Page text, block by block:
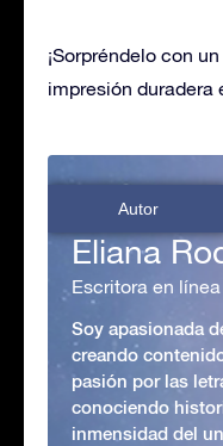
¡Sorpréndelo con
impresión duradera
Autor
Eliana
Escritora en
Soy apasionada
creando
pasión por las
conociendo
inmensidad del